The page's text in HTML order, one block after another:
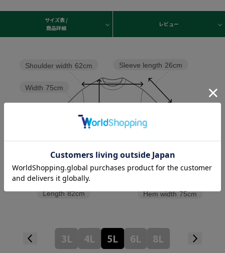
サイズ表 /
商品詳細
レビュー
Hem width 75cm
Sleeve length 26cm
Length 82cm
Width 75cm
Shoulder width 62cm
3L 4L 5L 6L 8L